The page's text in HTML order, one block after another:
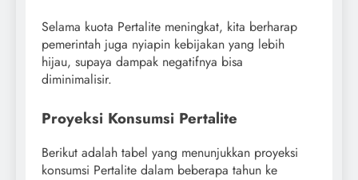
Selama kuota Pertalite meningkat, kita berharap
pemerintah juga nyiapin kebijakan yang lebih
hijau, supaya dampak negatifnya bisa
diminimalisir.
Proyeksi Konsumsi Pertalite
Berikut adalah tabel yang menunjukkan proyeksi
konsumsi Pertalite dalam beberapa tahun ke